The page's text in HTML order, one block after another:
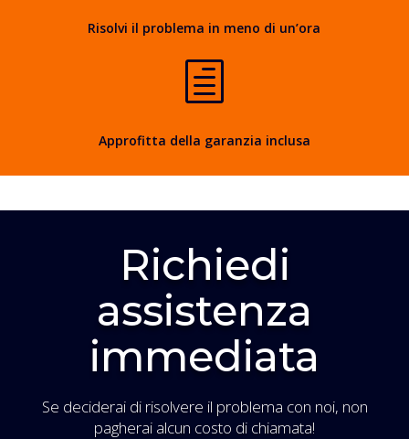
Risolvi il problema in meno di un’ora
h
Approfitta della garanzia inclusa
Richiedi
assistenza
immediata
Se deciderai di risolvere il problema con noi, non
pagherai alcun costo di chiamata!